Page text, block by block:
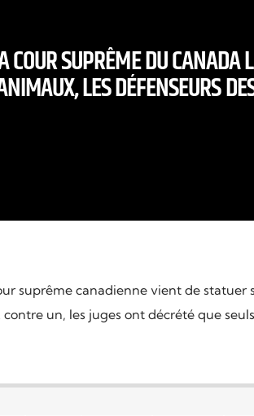
COUR SUPRÊME DU CANADA
LES DÉFENSEURS
suprême canadienne vient de
contre un, les juges ont décrété que